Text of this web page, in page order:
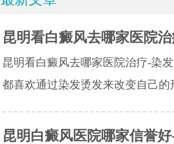
昆明看白癜风去哪家医院
昆明看白癜风去哪家医院治疗-染
都喜欢通过染发烫发来改变自己的
昆明白癜风医院哪家信誉